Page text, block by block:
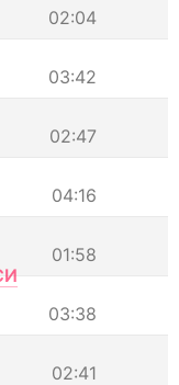
02:04
03:42
02:47
04:16
01:58
03:38
02:41